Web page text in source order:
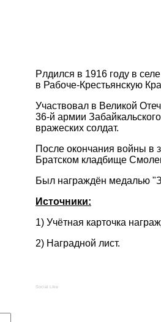
Рлдился в 1916 году в
в Рабоче-Крестьянскую
Участвовал в Великой
36-й армии
вражеских солдат.
После окончания войны в
Братском кладбище
Был награждён медалью
Источники:
1) Учётная карточка
2) Наградной лист.
Social Like